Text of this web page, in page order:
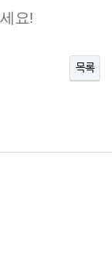
요!
목록